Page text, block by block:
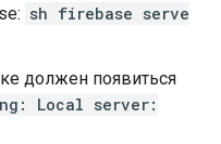
sh firebase serve
должен появиться
Local server: